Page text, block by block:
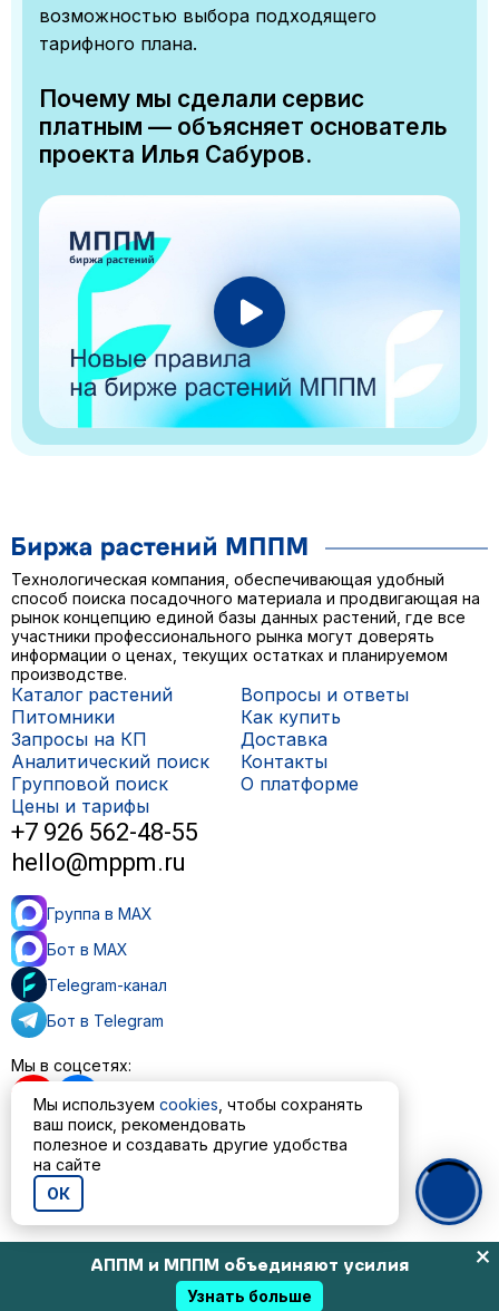
возможностью выбора подходящего
тарифного плана.
Почему мы сделали сервис
платным — объясняет основатель
проекта Илья Сабуров.
АППМ и МППМ объединяют усилия
Узнать больше
Технологическая компания, обеспечивающая удобный
способ поиска посадочного материала и продвигающая на
рынок концепцию единой базы данных растений, где все
участники профессионального рынка могут доверять
информации о ценах, текущих остатках и планируемом
производстве.
Каталог растений
Питомники
Запросы на КП
Аналитический поиск
Групповой поиск
Цены и тарифы
Вопросы и ответы
Как купить
Доставка
Контакты
О платформе
+7 926 562-48-55
hello@mppm.ru
Группа в MAX
Бот в MAX
Telegram-канал
Бот в Telegram
Мы в соцсетях:
Пользовательское соглашение
Политика обработки персональных данных
© ООО «МППМ» 2023—2026
Мы используем cookies , чтобы сохранять
ваш поиск, рекомендовать
полезное и создавать другие удобства
на сайте
ОК